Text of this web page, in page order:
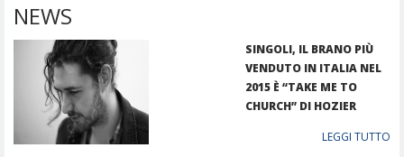
NEWS
SINGOLI, IL BRANO PIÙ
VENDUTO IN ITALIA NEL
2015 È “TAKE ME TO
CHURCH” DI HOZIER
LEGGI TUTTO